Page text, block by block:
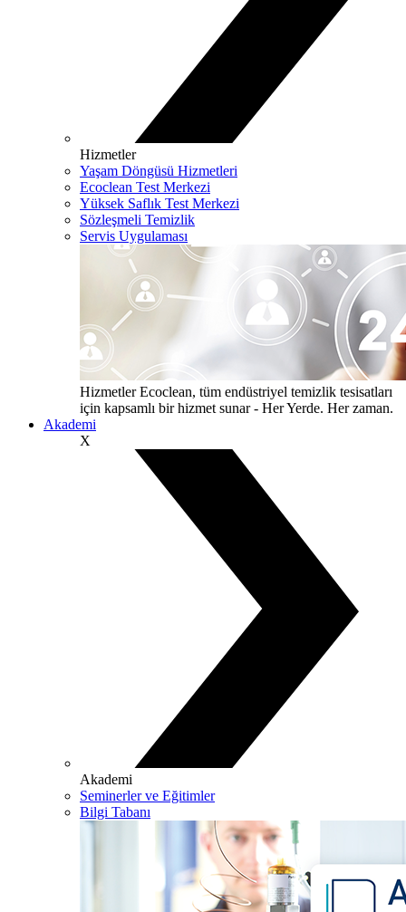
Hizmetler
Yaşam Döngüsü Hizmetleri
Ecoclean Test Merkezi
Yüksek Saflık Test Merkezi
Sözleşmeli Temizlik
Servis Uygulaması
HizmetlerEcoclean, tüm endüstriyel temizlik tesisatları
için kapsamlı bir hizmet sunar - Her Yerde. Her zaman.
Akademi
X
Akademi
Seminerler ve Eğitimler
Bilgi Tabanı